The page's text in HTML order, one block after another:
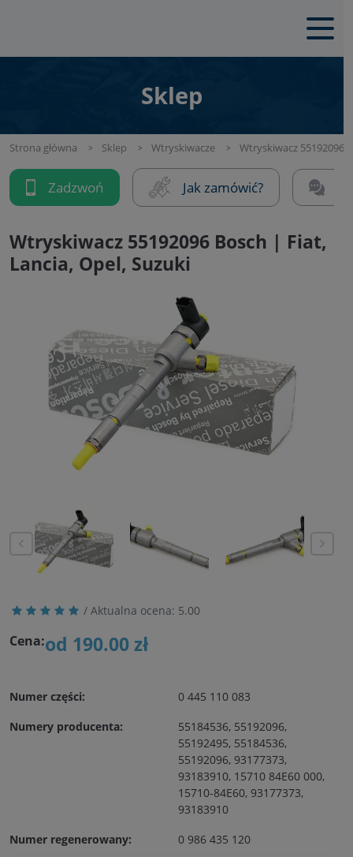
Sklep
Strona główna Sklep Wtryskiwacze Wtryskiwacz 55192096
Zadzwoń Jak zamówić?
Wtryskiwacz 55192096 Bosch | Fiat,
Lancia, Opel, Suzuki
/ Aktualna ocena: 5.00
Cena:od 190.00 zł
Numer części:
0 445 110 083
Numery producenta:
55184536, 55192096,
55192495, 55184536,
55192096, 93177373,
93183910, 15710 84E60 000,
15710-84E60, 93177373,
93183910
Numer regenerowany:
0 986 435 120